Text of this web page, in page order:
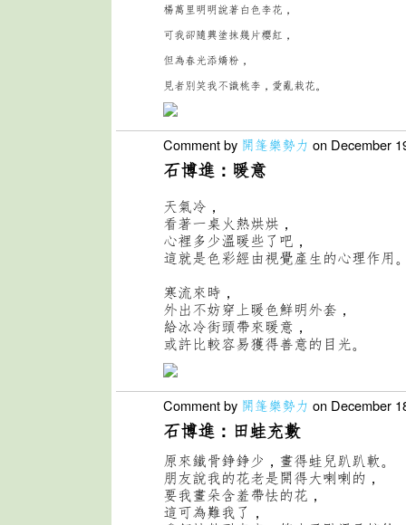
楊萬里明明說著白色李花，
可我卻隨興塗抹幾片櫻紅，
但為春光添嬌粉，
見者別笑我不識桃李，愛亂栽花。
Comment by 開篷樂勢力 on December
石博進：暖意
天氣冷，
看著一桌火熱烘烘，
心裡多少溫暖些了吧，
這就是色彩經由視覺產生的心理作用
寒流來時，
外出不妨穿上暖色鮮明外套，
給冰冷街頭帶來暖意，
或許比較容易獲得善意的目光。
Comment by 開篷樂勢力 on December
石博進： 田蛙充數
原來鐵骨錚錚少，畫得蛙兒趴趴軟。
朋友說我的花老是開得大喇喇的，
要我畫朵含羞帶怯的花，
這可為難我了，